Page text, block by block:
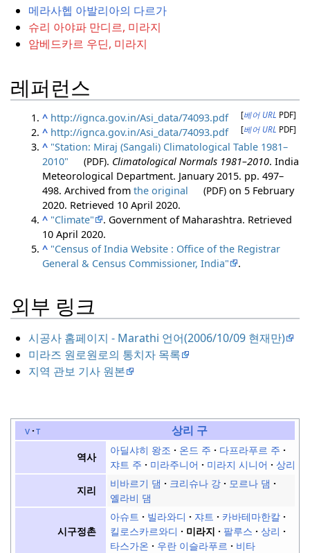
메라사헵 아발리아의 다르가
슈리 아야파 만디르, 미라지
암베드카르 우딘, 미라지
레퍼런스
^ http://ignca.gov.in/Asi_data/74093.pdf [베어 URL PDF]
^ http://ignca.gov.in/Asi_data/74093.pdf [베어 URL PDF]
^ "Station: Miraj (Sangali) Climatological Table 1981–
2010"
(PDF). Climatological Normals 1981–2010. India
Meteorological Department. January 2015. pp. 497–
498. Archived fromthe original (PDF) on 5 February
2020. Retrieved 10 April 2020.
^ "Climate" . Government of Maharashtra. Retrieved
10 April 2020.
^ "Census of India Website : Office of the Registrar
General & Census Commissioner, India"
.
외부 링크
시공사 홈페이지 - Marathi 언어(2006/10/09 현재만)
미라즈 원로원로의 통치자 목록
지역 관보 기사 원본
v t 상리 구
역사
아딜샤히 왕조 온드 주
다프라푸르 주
쟈트 주
미라주니어 미라지 시니어
상리 주
지리
비바르기 댐 크리슈나 강
모르나 댐
옐라비 댐
시구정촌
아슈트 빌라와디 쟈트
카바테마한칼
킬로스카르와디
미라지 팔루스
상리
타스가온
우란 이슬라푸르
비타